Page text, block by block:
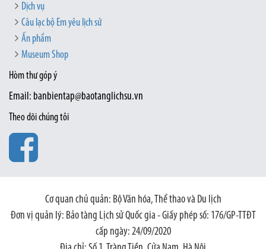
Dịch vụ
Câu lạc bộ Em yêu lịch sử
Ấn phẩm
Museum Shop
Hòm thư góp ý
Email: banbientap@baotanglichsu.vn
Theo dõi chúng tôi
Cơ quan chủ quản: Bộ Văn hóa, Thể thao và Du lịch
Đơn vị quản lý: Bảo tàng Lịch sử Quốc gia - Giấy phép số: 176/GP-TTĐT
cấp ngày: 24/09/2020